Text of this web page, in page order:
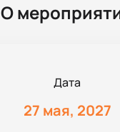
О
Дата
27 мая, 2027